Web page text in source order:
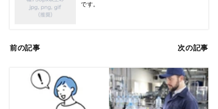
です。
前の記事 次の記事